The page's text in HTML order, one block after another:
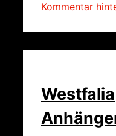
Kommentar
Westfalia